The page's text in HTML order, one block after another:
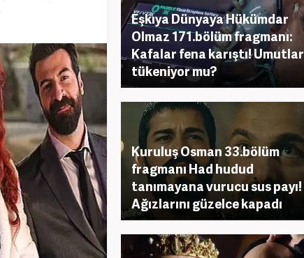
Eşkıya Dünyaya Hükümdar
Olmaz 171.bölüm fragmanı:
Kafalar fena karıştı! Umutlar
tükeniyor mu?
Kuruluş Osman 33.bölüm
fragmanı Had hudud
tanımayana vurucu sus payı!
Ağızlarını güzelce kapadı